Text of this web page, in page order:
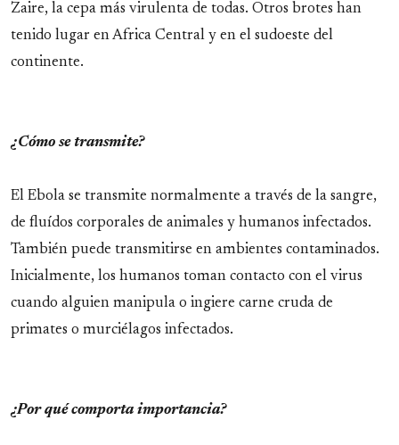
Zaire, la cepa más virulenta de todas. Otros brotes han
tenido lugar en Africa Central y en el sudoeste del
continente.
¿Cómo se transmite?
El Ebola se transmite normalmente a través de la sangre,
de fluídos corporales de animales y humanos infectados.
También puede transmitirse en ambientes contaminados.
Inicialmente, los humanos toman contacto con el virus
cuando alguien manipula o ingiere carne cruda de
primates o murciélagos infectados.
¿Por qué comporta importancia?